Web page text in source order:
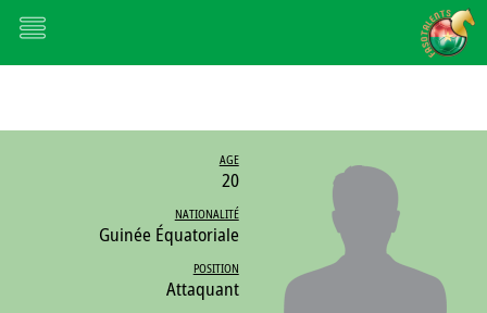
AGE
20
NATIONALITÉ
Guinée Équatoriale
POSITION
Attaquant